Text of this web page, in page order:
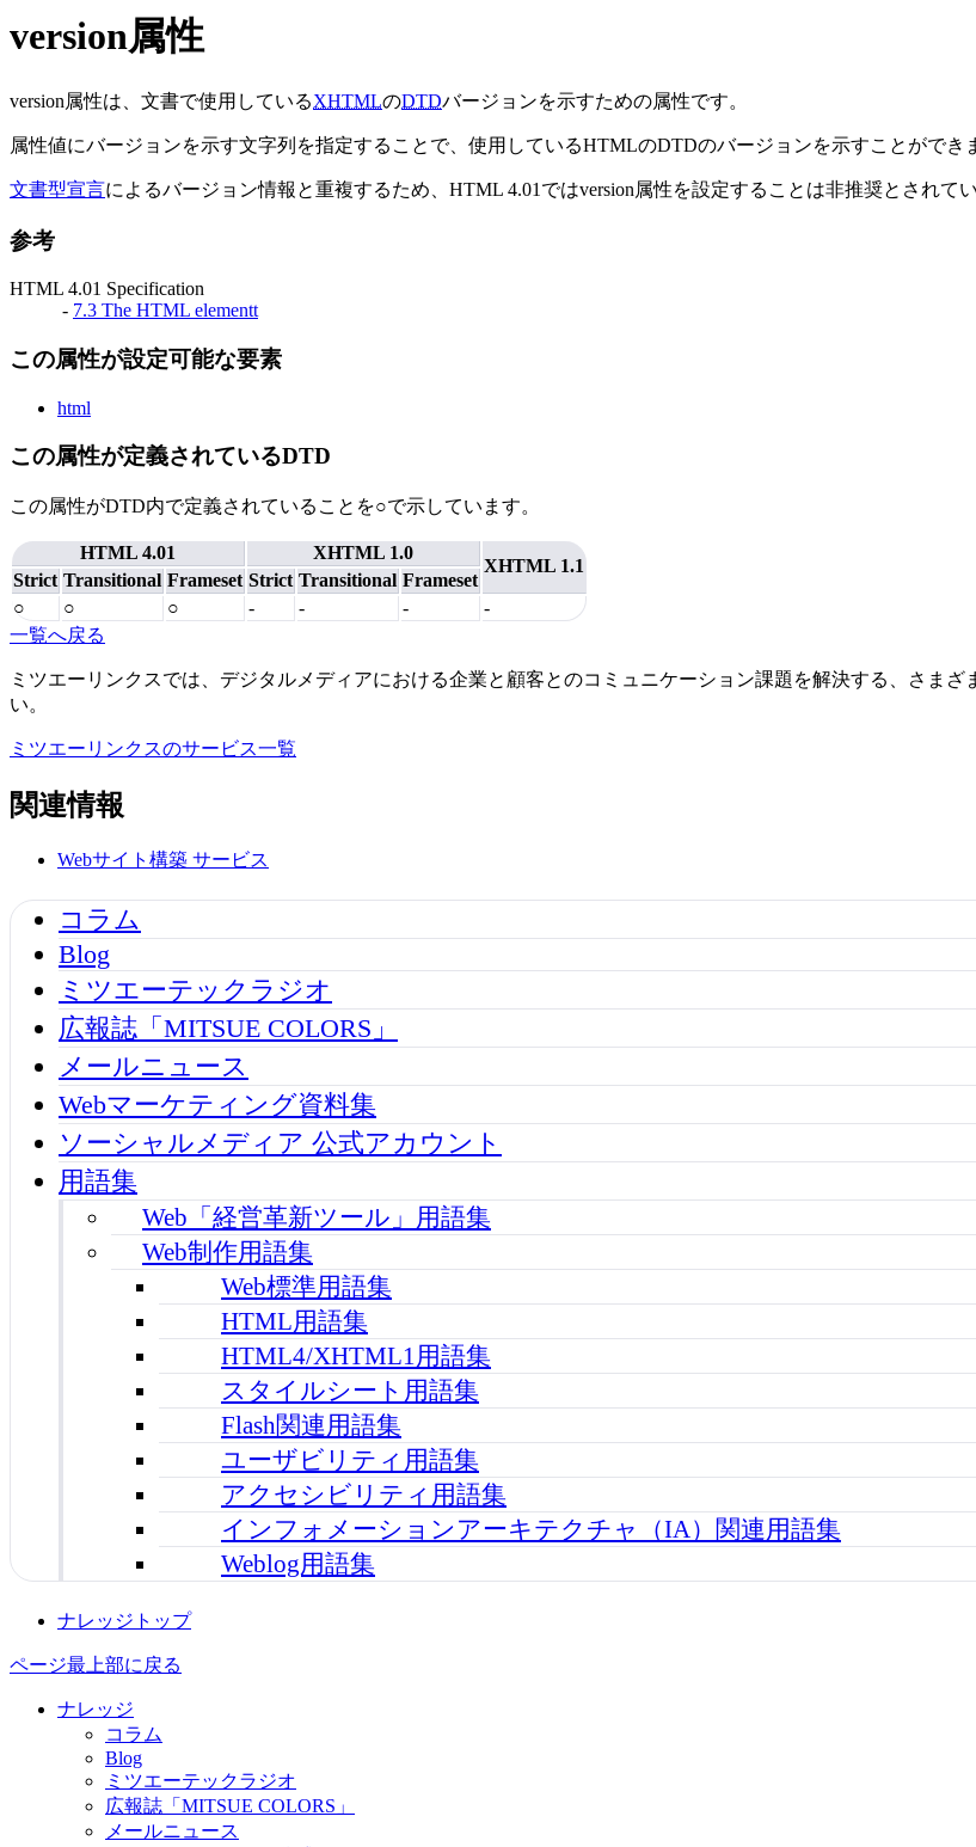
version属性
version属性は、文書で使用しているXHTMLのDTDバージョンを示すための属性です。
属性値にバージョンを示す文字列を指定することで、使用しているHTMLのDTDのバージョンを示すことができ
文書型宣言によるバージョン情報と重複するため、HTML 4.01ではversion属性を設定することは非推奨とされて
参考
HTML 4.01 Specification
- 7.3 The HTML elementt
この属性が設定可能な要素
html
この属性が定義されているDTD
この属性がDTD内で定義されていることを○で示しています。
HTML 4.01 XHTML 1.0
XHTML 1.1
Strict Transitional Frameset Strict Transitional Frameset
○
○ ○ - - -
-
一覧へ戻る
ミツエーリンクスでは、デジタルメディアにおける企業と顧客とのコミュニケーション課題を解決する、さま
い。
ミツエーリンクスのサービス一覧
関連情報
Webサイト構築 サービス
コラム
Blog
ミツエーテックラジオ
広報誌「MITSUE COLORS」
メールニュース
Webマーケティング資料集
ソーシャルメディア 公式アカウント
用語集
Web「経営革新ツール」用語集
Web制作用語集
Web標準用語集
HTML用語集
HTML4/XHTML1用語集
スタイルシート用語集
Flash関連用語集
ユーザビリティ用語集
アクセシビリティ用語集
インフォメーションアーキテクチャ（IA）関連用語集
Weblog用語集
ナレッジトップ
ページ最上部に戻る
ナレッジ
コラム
Blog
ミツエーテックラジオ
広報誌「MITSUE COLORS」
メールニュース